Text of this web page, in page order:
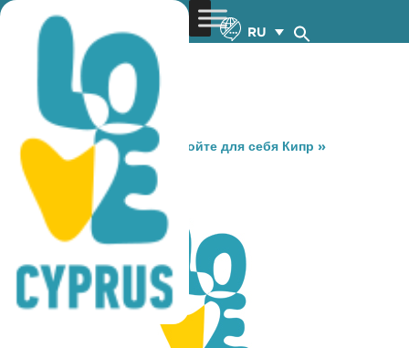
RU
You are here: Home »Откройте для себя Кипр »
Gastronomy
» INTERNO 3
INTERNO 3